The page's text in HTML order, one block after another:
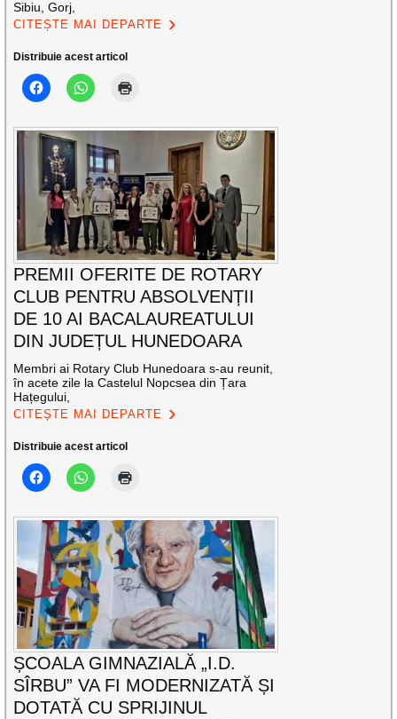
Sibiu, Gorj,
CITEȘTE MAI DEPARTE
Distribuie acest articol
PREMII OFERITE DE ROTARY
CLUB PENTRU ABSOLVENȚII
DE 10 AI BACALAUREATULUI
DIN JUDEȚUL HUNEDOARA
Membri ai Rotary Club Hunedoara s-au reunit,
în acete zile la Castelul Nopcsea din Țara
Hațegului,
CITEȘTE MAI DEPARTE
Distribuie acest articol
ȘCOALA GIMNAZIALĂ „I.D.
SÎRBU” VA FI MODERNIZATĂ ȘI
DOTATĂ CU SPRIJINUL